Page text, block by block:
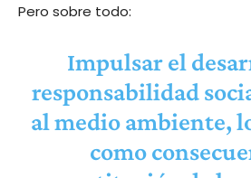
Pero sobre todo:
Impulsar el
responsabilidad
al medio ambiente,
como